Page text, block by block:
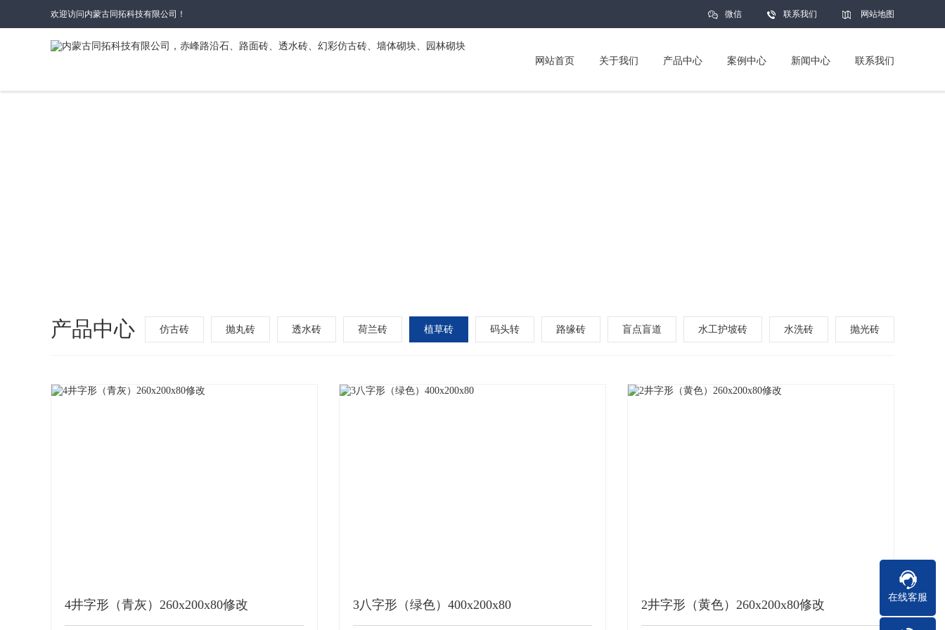
欢迎访问内蒙古同拓科技有限公司！ 微信 联系我们 网站地图
网站首页 关于我们 产品中心 案例中心 新闻中心 联系我们
产品中心 仿古砖 抛丸砖 透水砖 荷兰砖 植草砖 码头转 路缘砖 盲点盲道 水工护坡砖 水洗砖 抛光砖
4井字形（青灰）260x200x80修改 3八字形（绿色）400x200x80 2井字形（黄色）260x200x80修改
在线客服